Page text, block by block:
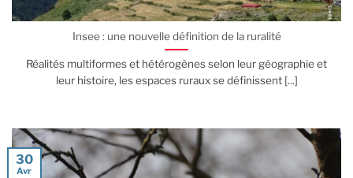
Insee : une nouvelle définition de la ruralité
Réalités multiformes et hétérogènes selon leur géographie et
leur histoire, les espaces ruraux se définissent [...]
30
Avr